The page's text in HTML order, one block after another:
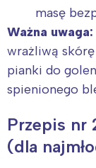
masę
Ważna uwaga:
wrażliwą
pianki do
spienionego
Przepis nr
(dla